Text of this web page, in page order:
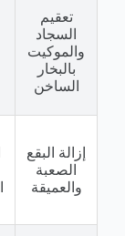
تعقيم
السجاد
والموكيت
بالبخار
الساخن
إزالة البقع
الصعبة
والعميقة